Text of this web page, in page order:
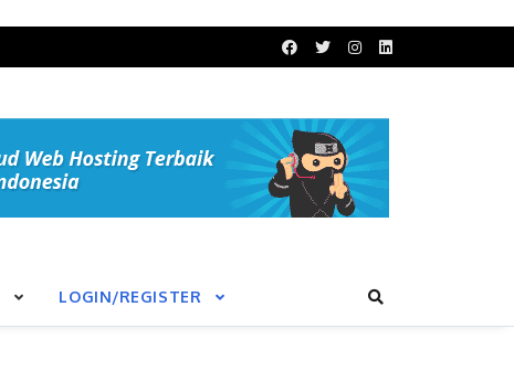
LOGIN/REGISTER